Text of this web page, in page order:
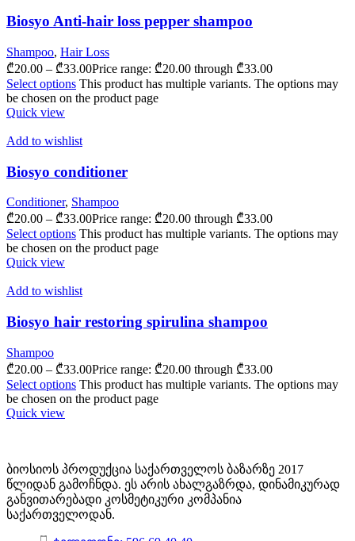
Biosyo Anti-hair loss pepper shampoo
Shampoo, Hair Loss
₾20.00 – ₾33.00Price range: ₾20.00 through ₾33.00
Select options This product has multiple variants. The options may
be chosen on the product page
Quick view
Add to wishlist
Biosyo conditioner
Conditioner, Shampoo
₾20.00 – ₾33.00Price range: ₾20.00 through ₾33.00
Select options This product has multiple variants. The options may
be chosen on the product page
Quick view
Add to wishlist
Biosyo hair restoring spirulina shampoo
Shampoo
₾20.00 – ₾33.00Price range: ₾20.00 through ₾33.00
Select options This product has multiple variants. The options may
be chosen on the product page
Quick view
ბიოსიოს პროდუქცია საქართველოს ბაზარზე 2017
წლიდან გამოჩნდა. ეს არის ახალგაზრდა, დინამიკურად
განვითარებადი კოსმეტიკური კომპანია
საქართველოდან.